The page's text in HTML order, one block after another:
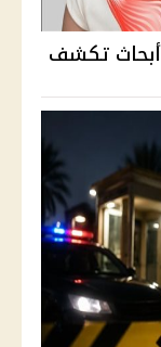
أبحاث تكشف